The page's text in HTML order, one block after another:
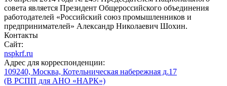
совета является Президент Общероссийского объединения
работодателей «Российский союз промышленников и
предпринимателей» Александр Николаевич Шохин.
Контакты
Сайт:
nspkrf.ru
Адрес для корреспонденции:
109240, Москва, Котельническая набережная д.17
(В РСПП для АНО «НАРК»)